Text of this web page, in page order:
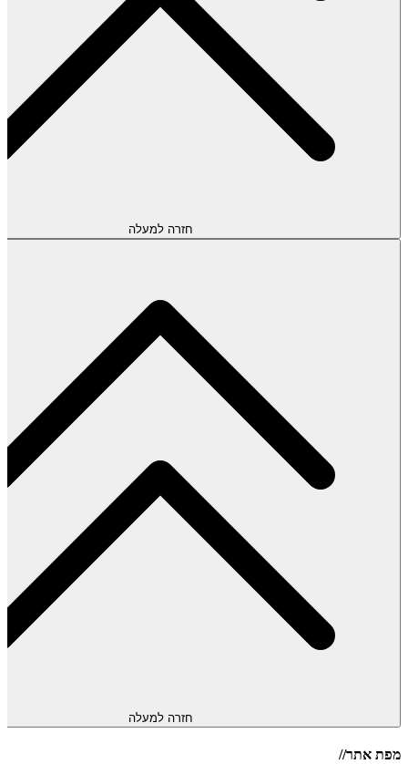
חזרה למעלה
חזרה למעלה
מפת אתר//